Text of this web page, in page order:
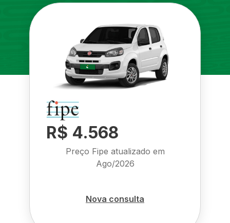
R$ 4.568
Preço Fipe atualizado em
Ago/2026
Nova consulta